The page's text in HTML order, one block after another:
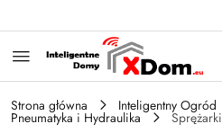
Strona główna Inteligentny Ogród
Pneumatyka i Hydraulika Sprężarki